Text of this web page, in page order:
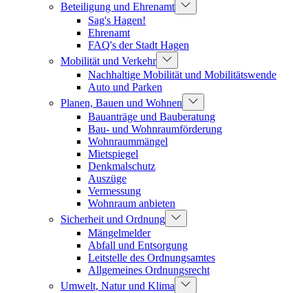
Beteiligung und Ehrenamt
Sag's Hagen!
Ehrenamt
FAQ's der Stadt Hagen
Mobilität und Verkehr
Nachhaltige Mobilität und Mobilitätswende
Auto und Parken
Planen, Bauen und Wohnen
Bauanträge und Bauberatung
Bau- und Wohnraumförderung
Wohnraummängel
Mietspiegel
Denkmalschutz
Auszüge
Vermessung
Wohnraum anbieten
Sicherheit und Ordnung
Mängelmelder
Abfall und Entsorgung
Leitstelle des Ordnungsamtes
Allgemeines Ordnungsrecht
Umwelt, Natur und Klima